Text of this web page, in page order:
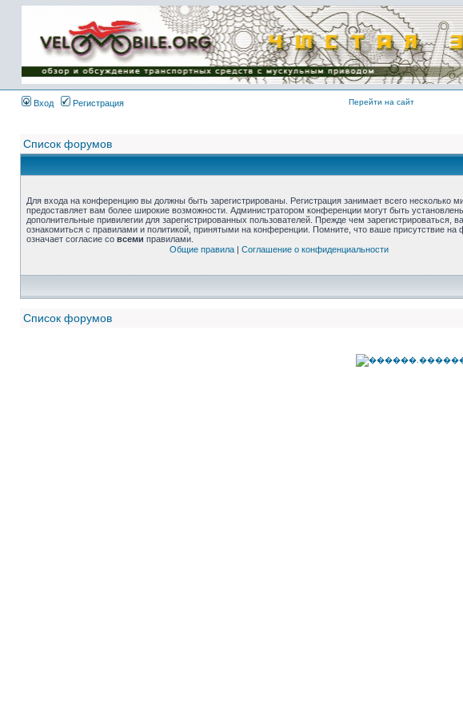
Вход Регистрация Перейти на сайт
Список форумов
Для входа на конференцию вы должны быть зарегистрированы. Регистрация занимает всего несколько
предоставляет вам более широкие возможности. Администратором конференции могут быть
дополнительные привилегии для зарегистрированных пользователей. Прежде чем зарегистрироваться,
ознакомиться с правилами и политикой, принятыми на конференции. Помните, что ваше присутствие на
означает согласие со всеми правилами.
Общие правила| Соглашение о конфиденциальности
Список форумов